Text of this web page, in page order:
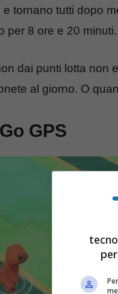
tornano tutti dopo
per 8 ore e 20 minuti.
dai punti lotta non
al giorno. O
GPS